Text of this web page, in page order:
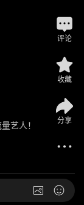
艺人！
评论
收藏
分享